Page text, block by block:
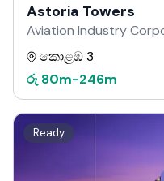
Astoria Towers
Aviation Industry
කොළඹ 3
රු 80m-246m
Ready